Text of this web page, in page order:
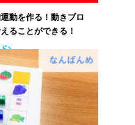
動を作る！動きブロ
ることができる！
>